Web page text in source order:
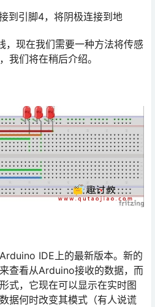
到引脚4，将阴极连接到地
，现在我们需要一种方法将传感
我们将在稍后介绍。
IDE上的最新版本。新的
查看从Arduino接收的数据，而
式，它现在可以显示在实时图
据何时改变其模式（有人说谎